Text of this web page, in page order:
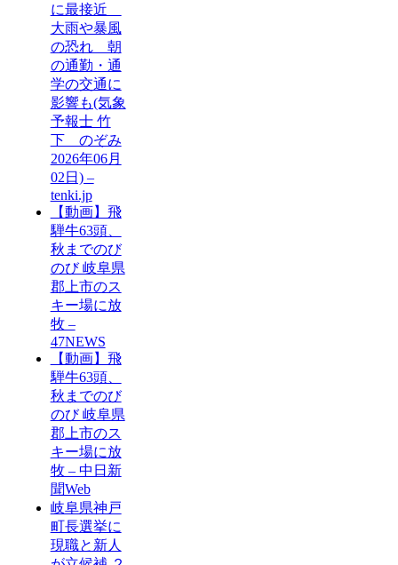
に最接近
大雨や暴風
の恐れ 朝
の通勤・通
学の交通に
影響も(気象
予報士 竹
下 のぞみ
2026年06月
02日) –
tenki.jp
【動画】飛
騨牛63頭、
秋までのび
のび 岐阜県
郡上市のス
キー場に放
牧 –
47NEWS
【動画】飛
騨牛63頭、
秋までのび
のび 岐阜県
郡上市のス
キー場に放
牧 – 中日新
聞Web
岐阜県神戸
町長選挙に
現職と新人